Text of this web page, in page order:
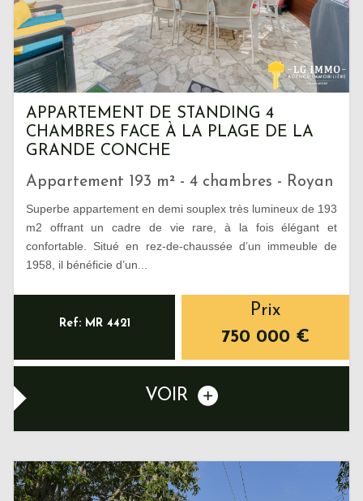
APPARTEMENT DE STANDING 4
CHAMBRES FACE À LA PLAGE DE LA
GRANDE CONCHE
Appartement 193 m² - 4 chambres - Royan
Superbe appartement en demi souplex très lumineux de 193
m2 offrant un cadre de vie rare, à la fois élégant et
confortable. Situé en rez-de-chaussée d’un immeuble de
1958, il bénéficie d’un...
Ref: MR 4421
Prix
750 000 €
VOIR